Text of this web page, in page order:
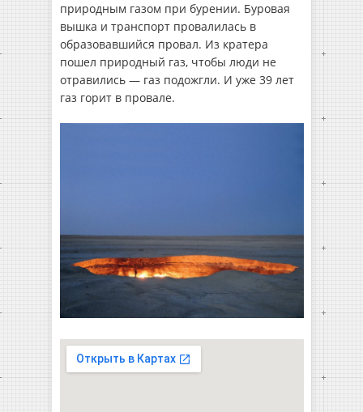
природным газом при бурении. Буровая
вышка и транспорт провалилась в
образовавшийся провал. Из кратера
пошел природный газ, чтобы люди не
отравились — газ подожгли. И уже 39 лет
газ горит в провале.